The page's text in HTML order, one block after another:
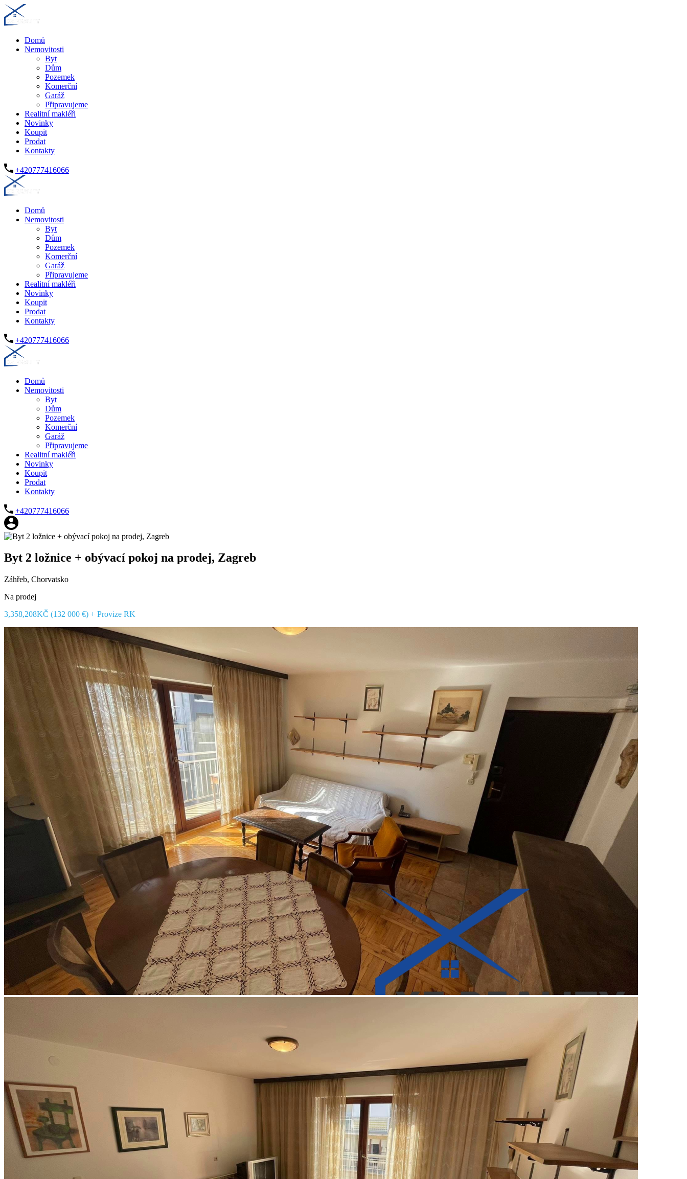
Domů
Nemovitosti
Byt
Dům
Pozemek
Komerční
Garáž
Připravujeme
Realitní makléři
Novinky
Koupit
Prodat
Kontakty
+420777416066
Domů
Nemovitosti
Byt
Dům
Pozemek
Komerční
Garáž
Připravujeme
Realitní makléři
Novinky
Koupit
Prodat
Kontakty
+420777416066
Domů
Nemovitosti
Byt
Dům
Pozemek
Komerční
Garáž
Připravujeme
Realitní makléři
Novinky
Koupit
Prodat
Kontakty
+420777416066
Byt 2 ložnice + obývací pokoj na prodej, Zagreb
Záhřeb, Chorvatsko
Na prodej
3,358,208KČ (132 000 €) + Provize RK